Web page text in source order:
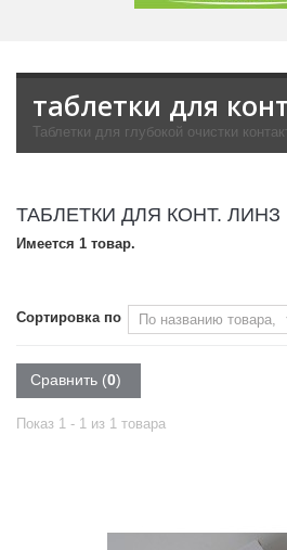
таблетки для
Таблетки для глубокой очистки
ТАБЛЕТКИ ДЛЯ КОНТ. ЛИНЗ
Имеется 1 товар.
Сортировка по
Сравнить (0)
Показ 1 - 1 из 1 товара